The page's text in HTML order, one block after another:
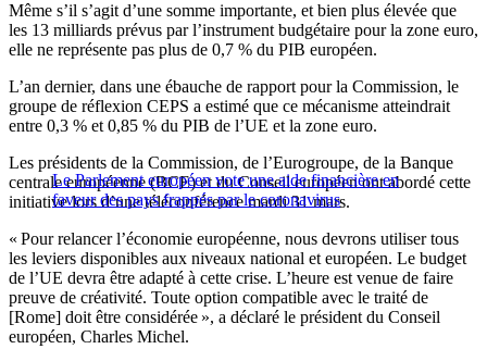
Même s’il s’agit d’une somme importante, et bien plus élevée que
les 13 milliards prévus par l’instrument budgétaire pour la zone euro,
elle ne représente pas plus de 0,7 % du PIB européen.
L’an dernier, dans une ébauche de rapport pour la Commission, le
groupe de réflexion CEPS a estimé que ce mécanisme atteindrait
entre 0,3 % et 0,85 % du PIB de l’UE et la zone euro.
Le Parlement européen vote une aide financière en
faveur des pays frappés par le coronavirus
Les présidents de la Commission, de l’Eurogroupe, de la Banque
centrale européenne (BCE) et du Conseil européen ont abordé cette
initiative lors d’une téléconférence mardi 31 mars.
« Pour relancer l’économie européenne, nous devrons utiliser tous
les leviers disponibles aux niveaux national et européen. Le budget
de l’UE devra être adapté à cette crise. L’heure est venue de faire
preuve de créativité. Toute option compatible avec le traité de
[Rome] doit être considérée », a déclaré le président du Conseil
européen, Charles Michel.